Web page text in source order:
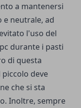
a mantenersi
neutrale, ad
l'uso del
durante i pasti
di questa
deve
che si sta
Inoltre, sempre